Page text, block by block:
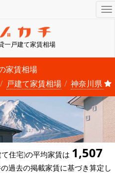
一戸建て家賃相場
家賃相場
戸建て家賃相場
神奈川県
住宅)の平均家賃は 1,507
過去の掲載家賃に基づき算定し